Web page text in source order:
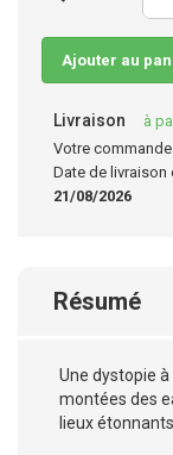
Ajouter au
Livraison
à
Votre
Date de livraison
21/08/2026
Résumé
Une dystopie
montées des
lieux